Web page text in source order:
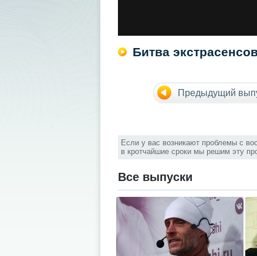
Битва экстрасенсов
Предыдущий
Если у вас возникают проблемы с
в кротчайшие сроки мы решим эту
Все выпуски